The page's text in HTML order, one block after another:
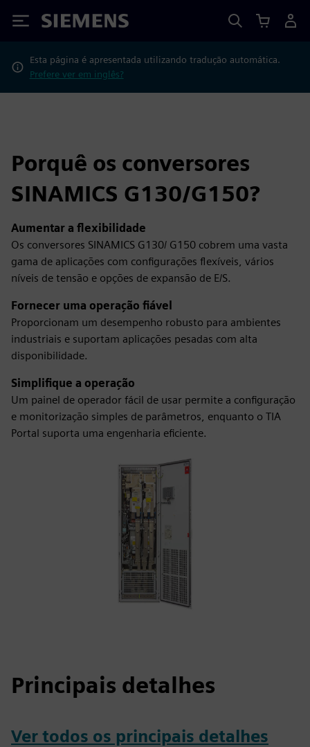
Siemens
Esta página é apresentada utilizando tradução automática.
Prefere ver em inglês?
Porquê os conversores
SINAMICS G130/G150?
Aumentar a flexibilidade
Os conversores SINAMICS G130/ G150 cobrem uma vasta
gama de aplicações com configurações flexíveis, vários
níveis de tensão e opções de expansão de E/S.
Fornecer uma operação fiável
Proporcionam um desempenho robusto para ambientes
industriais e suportam aplicações pesadas com alta
disponibilidade.
Simplifique a operação
Um painel de operador fácil de usar permite a configuração
e monitorização simples de parâmetros, enquanto o TIA
Portal suporta uma engenharia eficiente.
Principais detalhes
Ver todos os principais detalhes